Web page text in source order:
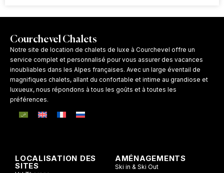
Courchevel Chalets
Notre site de location de chalets de luxe à Courchevel offre un
service complet et personnalisé pour vous assurer des vacances
inoubliables dans les Alpes françaises. Avec un large éventail de
magnifiques chalets, allant du confortable et intime au grandiose et
luxueux, nous répondons à tous les goûts et à toutes les
préférences.
LOCALISATION DES
SITES
AMÉNAGEMENTS
Ski in & Ski Out